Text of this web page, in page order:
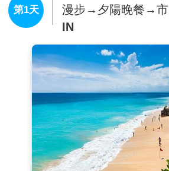
第1天
漫步→夕陽晚餐→市
IN